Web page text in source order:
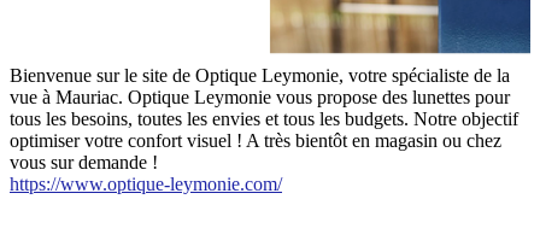
Bienvenue sur le site de Optique Leymonie, votre spécialiste de la
vue à Mauriac. Optique Leymonie vous propose des lunettes pour
tous les besoins, toutes les envies et tous les budgets. Notre objectif
optimiser votre confort visuel ! A très bientôt en magasin ou chez
vous sur demande !
https://www.optique-leymonie.com/